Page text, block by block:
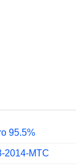
95.5%
2014-MTC